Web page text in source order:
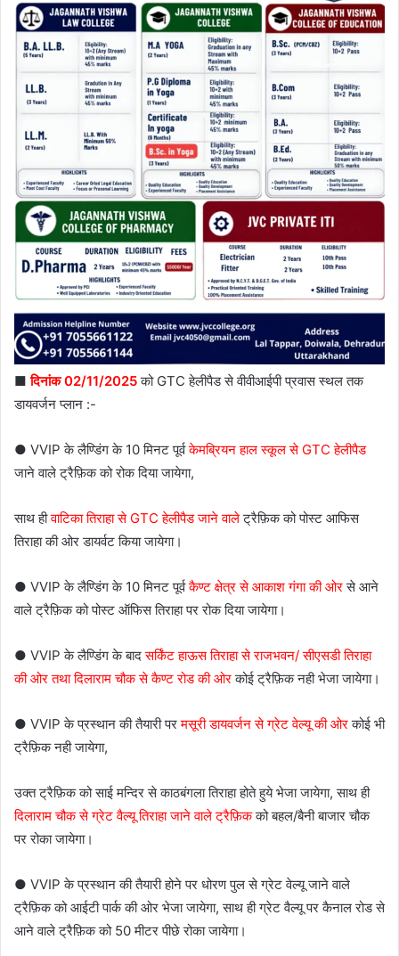
■दिनांक 02/11/2025को GTC हेलीपैड से वीवीआईपी प्रवास स्थल तक
डायवर्जन प्लान :-
● VVIP के लैण्डिंग के 10 मिनट पूर्वकेमब्रियन हाल स्कूल से GTC हेलीपैड
जाने वाले ट्रैफ़िक को रोक दिया जायेगा,
साथ हीवाटिका तिराहा से GTC हेलीपैड जाने वालेट्रैफ़िक को पोस्ट आफिस
तिराहा की ओर डायर्वट किया जायेगा।
● VVIP के लैण्डिंग के 10 मिनट पूर्वकैण्ट क्षेत्र से आकाश गंगा की ओरसे आने
वाले ट्रैफ़िक को पोस्ट ऑफिस तिराहा पर रोक दिया जायेगा।
● VVIP के लैण्डिंग के बादसर्किंट हाऊस तिराहा से राजभवन/ सीएसडी तिराहा
की ओर तथा दिलाराम चौक से कैण्ट रोड की ओरकोई ट्रैफ़िक नही भेजा जायेगा।
● VVIP के प्रस्थान की तैयारी परमसूरी डायवर्जन से ग्रेट वेल्यू की ओरकोई भी
ट्रैफ़िक नही जायेगा,
उक्त ट्रैफ़िक को साई मन्दिर से काठबंगला तिराहा होते हुये भेजा जायेगा, साथ ही
दिलाराम चौक से ग्रेट वैल्यू तिराहा जाने वाले ट्रैफ़िकको बहल/बैनी बाजार चौक
पर रोका जायेगा।
● VVIP के प्रस्थान की तैयारी होने पर धोरण पुल से ग्रेट वेल्यू जाने वाले
ट्रैफ़िक को आईटी पार्क की ओर भेजा जायेगा, साथ ही ग्रेट वैल्यू पर कैनाल रोड से
आने वाले ट्रैफ़िक को 50 मीटर पीछे रोका जायेगा।